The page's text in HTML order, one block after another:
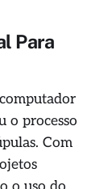
Para
o processo
Com